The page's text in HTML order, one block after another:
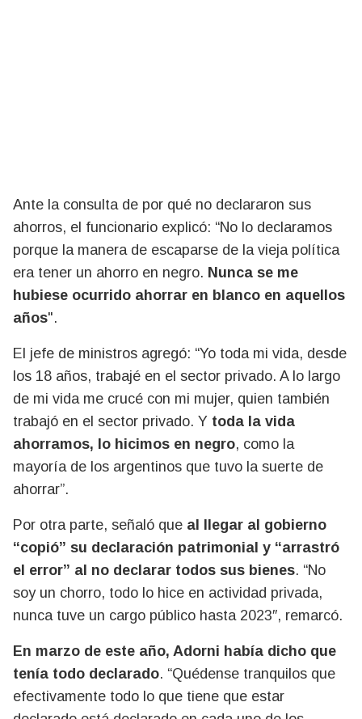
Ante la consulta de por qué no declararon sus
ahorros, el funcionario explicó: “No lo declaramos
porque la manera de escaparse de la vieja política
era tener un ahorro en negro. Nunca se me
hubiese ocurrido ahorrar en blanco en aquellos
años".
El jefe de ministros agregó: “Yo toda mi vida, desde
los 18 años, trabajé en el sector privado. A lo largo
de mi vida me crucé con mi mujer, quien también
trabajó en el sector privado. Y toda la vida
ahorramos, lo hicimos en negro, como la
mayoría de los argentinos que tuvo la suerte de
ahorrar”.
Por otra parte, señaló que al llegar al gobierno
“copió” su declaración patrimonial y “arrastró
el error” al no declarar todos sus bienes. “No
soy un chorro, todo lo hice en actividad privada,
nunca tuve un cargo público hasta 2023″, remarcó.
En marzo de este año, Adorni había dicho que
tenía todo declarado. “Quédense tranquilos que
efectivamente todo lo que tiene que estar